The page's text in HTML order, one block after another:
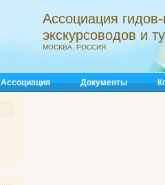
Ассоциация
экскурсоводов и
МОСКВА, РОССИЯ
Ассоциация Документы